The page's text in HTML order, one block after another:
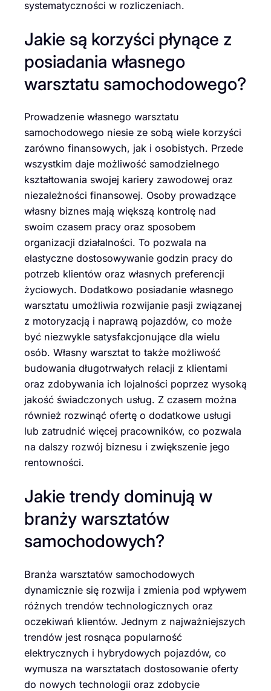
systematyczności w rozliczeniach.
Jakie są korzyści płynące z
posiadania własnego
warsztatu samochodowego?
Prowadzenie własnego warsztatu
samochodowego niesie ze sobą wiele korzyści
zarówno finansowych, jak i osobistych. Przede
wszystkim daje możliwość samodzielnego
kształtowania swojej kariery zawodowej oraz
niezależności finansowej. Osoby prowadzące
własny biznes mają większą kontrolę nad
swoim czasem pracy oraz sposobem
organizacji działalności. To pozwala na
elastyczne dostosowywanie godzin pracy do
potrzeb klientów oraz własnych preferencji
życiowych. Dodatkowo posiadanie własnego
warsztatu umożliwia rozwijanie pasji związanej
z motoryzacją i naprawą pojazdów, co może
być niezwykle satysfakcjonujące dla wielu
osób. Własny warsztat to także możliwość
budowania długotrwałych relacji z klientami
oraz zdobywania ich lojalności poprzez wysoką
jakość świadczonych usług. Z czasem można
również rozwinąć ofertę o dodatkowe usługi
lub zatrudnić więcej pracowników, co pozwala
na dalszy rozwój biznesu i zwiększenie jego
rentowności.
Jakie trendy dominują w
branży warsztatów
samochodowych?
Branża warsztatów samochodowych
dynamicznie się rozwija i zmienia pod wpływem
różnych trendów technologicznych oraz
oczekiwań klientów. Jednym z najważniejszych
trendów jest rosnąca popularność
elektrycznych i hybrydowych pojazdów, co
wymusza na warsztatach dostosowanie oferty
do nowych technologii oraz zdobycie